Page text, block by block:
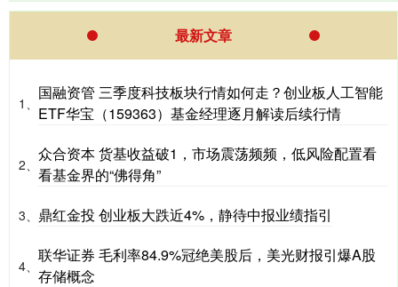
最新文章
1、
国融资管 三季度科技板块行情如何走？创业板人工智能
ETF华宝（159363）基金经理逐月解读后续行情
2、
众合资本 货基收益破1，市场震荡频频，低风险配置看
看基金界的“佛得角”
3、 鼎红金投 创业板大跌近4%，静待中报业绩指引
4、
联华证券 毛利率84.9%冠绝美股后，美光财报引爆A股
存储概念